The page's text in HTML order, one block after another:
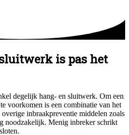
is pas het
degelijk hang- en sluitwerk. Om een
voorkomen is een combinatie van het
inbraakpreventie middelen zoals
noodzakelijk. Menig inbreker schrikt